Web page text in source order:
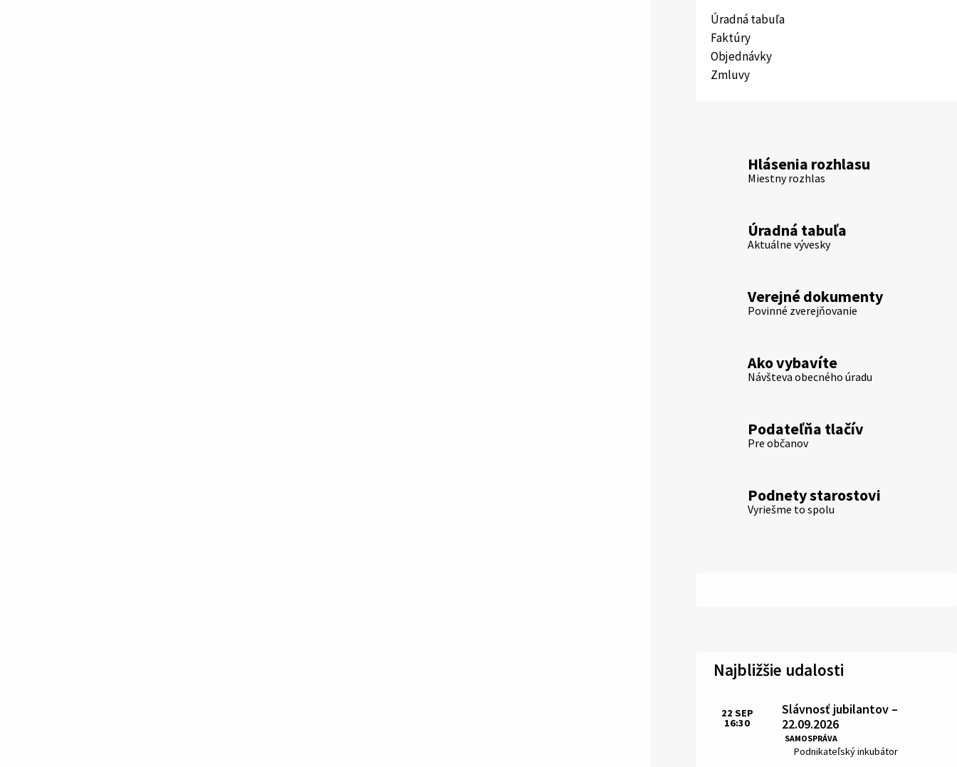
Úradná tabuľa
Faktúry
Objednávky
Zmluvy
Hlásenia rozhlasu
Miestny rozhlas
Úradná tabuľa
Aktuálne vývesky
Verejné dokumenty
Povinné zverejňovanie
Ako vybavíte
Návšteva obecného úradu
Podateľňa tlačív
Pre občanov
Podnety starostovi
Vyriešme to spolu
Najbližšie udalosti
Slávnosť jubilantov –
22.09.2026
SAMOSPRÁVA
Miesto:
Podnikateľský inkubátor
Čas:
22 SEP
16:30